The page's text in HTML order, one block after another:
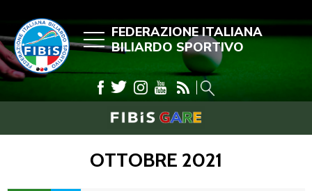
FEDERAZIONE ITALIANA
BILIARDO SPORTIVO
OTTOBRE 2021